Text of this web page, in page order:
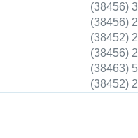
(38456)
(38456)
(38452)
(38456)
(38463)
(38452)